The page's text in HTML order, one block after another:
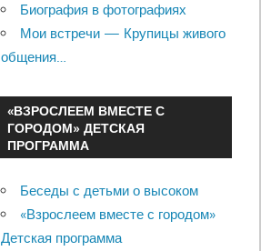
Биография в фотографиях
Мои встречи — Крупицы живого
общения…
«ВЗРОСЛЕЕМ ВМЕСТЕ С
ГОРОДОМ» ДЕТСКАЯ
ПРОГРАММА
Беседы с детьми о высоком
«Взрослеем вместе с городом»
Детская программа